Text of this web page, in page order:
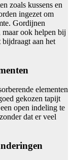
zoals kussens en
ingezet om
Gordijnen
ook helpen bij
aan het
elementen
gekozen tapijt
open indeling te
dat er veel